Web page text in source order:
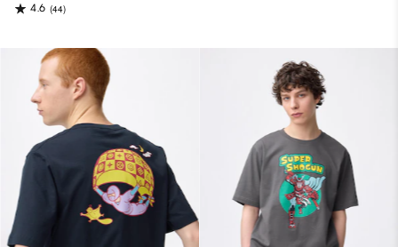
4.6 (44)